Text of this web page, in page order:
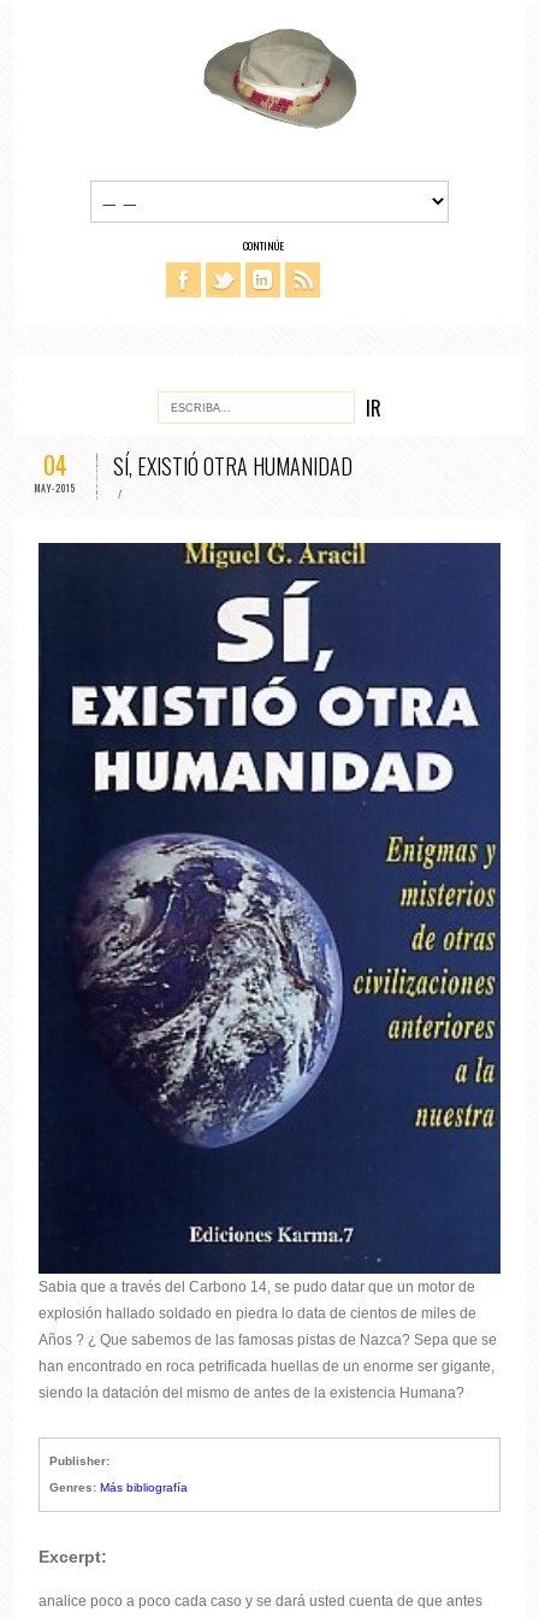
CONTINÚE
04
MAY-2015
SÍ, EXISTIÓ OTRA HUMANIDAD
/
Sabia que a través del Carbono 14, se pudo datar que un motor de
explosión hallado soldado en piedra lo data de cientos de miles de
Años ? ¿ Que sabemos de las famosas pistas de Nazca? Sepa que se
han encontrado en roca petrificada huellas de un enorme ser gigante,
siendo la datación del mismo de antes de la existencia Humana?
Publisher:
Genres: Más bibliografía
Excerpt:
analice poco a poco cada caso y se dará usted cuenta de que antes